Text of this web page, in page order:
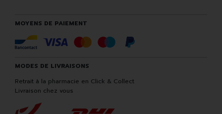
MOYENS DE PAIEMENT
MODES DE LIVRAISONS
Retrait à la pharmacie en Click & Collect
Livraison chez vous